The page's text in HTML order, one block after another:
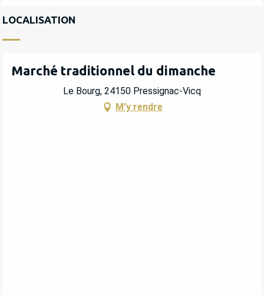
LOCALISATION
Marché traditionnel du dimanche
Le Bourg, 24150 Pressignac-Vicq
M'y rendre